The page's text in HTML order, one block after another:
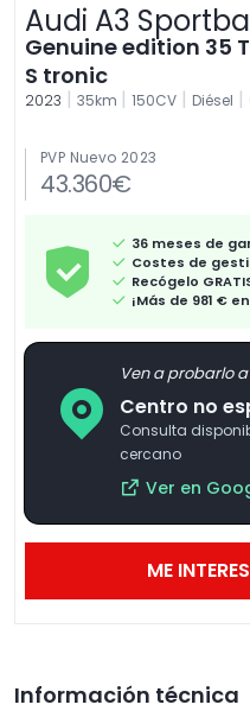
Audi A3
Genuine edition 35
S tronic
2023 | 35km | 150CV | Diésel |
PVP Nuevo 2023
43.360€
36 meses de
Costes de
Recógelo
¡Más de 981 €
Ven a probarlo
Centro no
Consulta
cercano
Ver en
ME
Información técnica